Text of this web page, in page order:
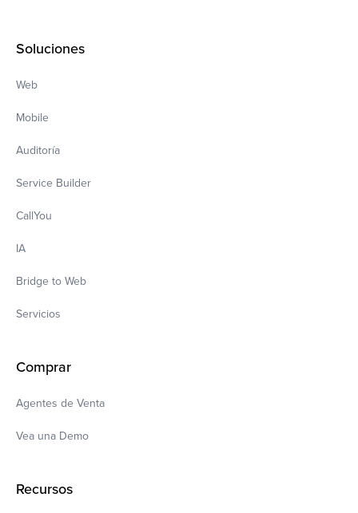
Soluciones
Web
Mobile
Auditoría
Service Builder
CallYou
IA
Bridge to Web
Servicios
Comprar
Agentes de Venta
Vea una Demo
Recursos